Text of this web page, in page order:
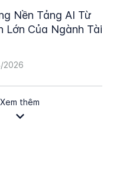
Nền Tảng AI Từ
Lớn Của Ngành Tài
2026
Xem thêm